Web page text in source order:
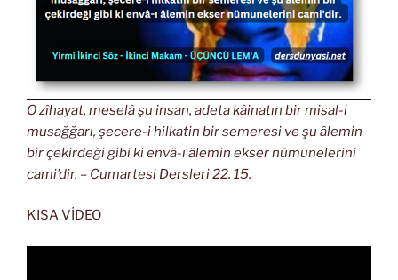
O zîhayat, meselâ şu insan, adeta kâinatın bir misal-i
musağğarı, şecere-i hilkatin bir semeresi ve şu âlemin
bir çekirdeği gibi ki envâ-ı âlemin ekser nümunelerini
cami’dir. – Cumartesi Dersleri 22. 15.
KISA VİDEO